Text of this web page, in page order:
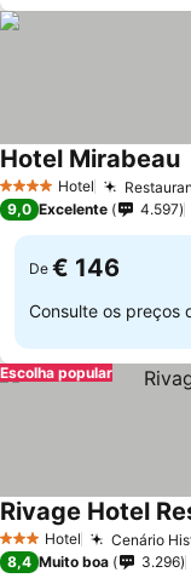
4 EstrelasHotel
Hotel Mirabeau
9,0 Excelente 4.597
De € 146
Consulte os preços
Escolha popular
3 EstrelasHotel Cenário
Rivage Hotel
8,4 Muito boa 3.296